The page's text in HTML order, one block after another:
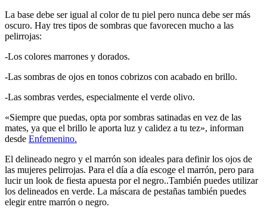
La base debe ser igual al color de tu piel pero nunca debe ser más
oscuro. Hay tres tipos de sombras que favorecen mucho a las
pelirrojas:
-Los colores marrones y dorados.
-Las sombras de ojos en tonos cobrizos con acabado en brillo.
-Las sombras verdes, especialmente el verde olivo.
«Siempre que puedas, opta por sombras satinadas en vez de las
mates, ya que el brillo le aporta luz y calidez a tu tez», informan
desde Enfemenino.
El delineado negro y el marrón son ideales para definir los ojos de
las mujeres pelirrojas. Para el día a día escoge el marrón, pero para
lucir un look de fiesta apuesta por el negro..También puedes utilizar
los delineados en verde. La máscara de pestañas también puedes
elegir entre marrón o negro.